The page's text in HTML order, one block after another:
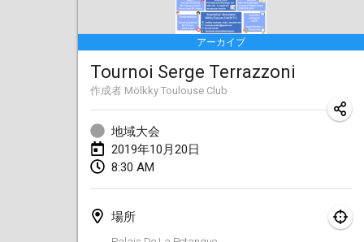
アーカイブ
Tournoi Serge Terrazzoni
作成者 Mölkky Toulouse Club
地域大会
2019年10月20日
8:30 AM
場所
2019年1月1日|チェコ
Tournoi Mixte ASPTTOM
2019年1月20日 |フランス
Tournoi d'Hiver
2019年1月26日
Liekki Cup